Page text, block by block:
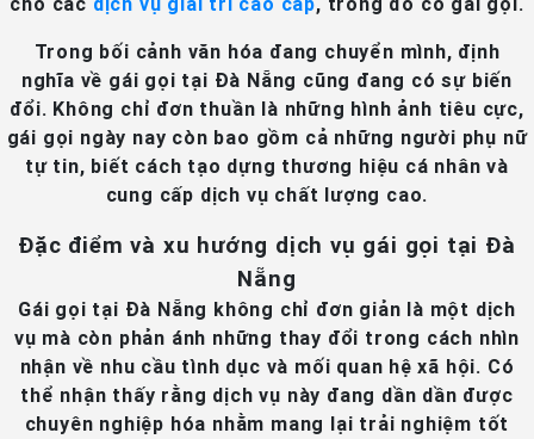
Trong bối cảnh văn hóa đang chuyển mình, định
nghĩa về gái gọi tại Đà Nẵng cũng đang có sự biến
đổi. Không chỉ đơn thuần là những hình ảnh tiêu cực,
gái gọi ngày nay còn bao gồm cả những người phụ nữ
tự tin, biết cách tạo dựng thương hiệu cá nhân và
cung cấp dịch vụ chất lượng cao.
Đặc điểm và xu hướng dịch vụ gái gọi tại Đà
Nẵng
Gái gọi tại Đà Nẵng không chỉ đơn giản là một dịch
vụ mà còn phản ánh những thay đổi trong cách nhìn
nhận về nhu cầu tình dục và mối quan hệ xã hội. Có
thể nhận thấy rằng dịch vụ này đang dần dần được
chuyên nghiệp hóa nhằm mang lại trải nghiệm tốt